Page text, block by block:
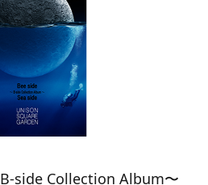
side Collection Album〜